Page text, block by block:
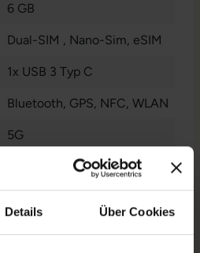
Details Über Cookies
6 GB
Dual-SIM , Nano-Sim, eSIM
1x USB 3 Typ C
Bluetooth, GPS, NFC, WLAN
5G
12 Megapixel